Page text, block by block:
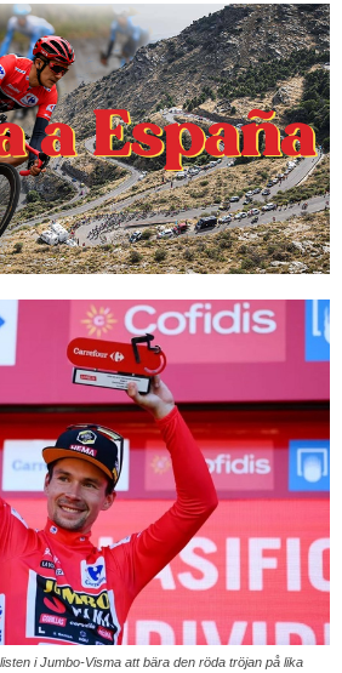
i Jumbo-Visma att bära den röda tröjan på lika